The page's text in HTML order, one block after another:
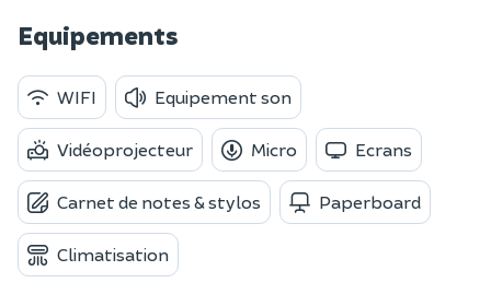
Equipements
WIFI Equipement son
Vidéoprojecteur Micro Ecrans
Carnet de notes & stylos Paperboard
Climatisation